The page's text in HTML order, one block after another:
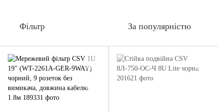
Фільтр За популярністю